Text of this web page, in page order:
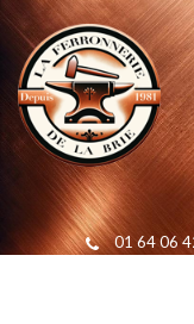
01 64 06